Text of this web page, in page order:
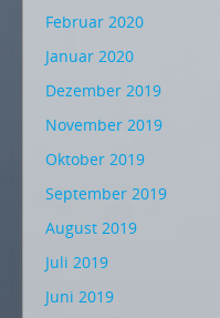
Februar 2020
Januar 2020
Dezember 2019
November 2019
Oktober 2019
September 2019
August 2019
Juli 2019
Juni 2019